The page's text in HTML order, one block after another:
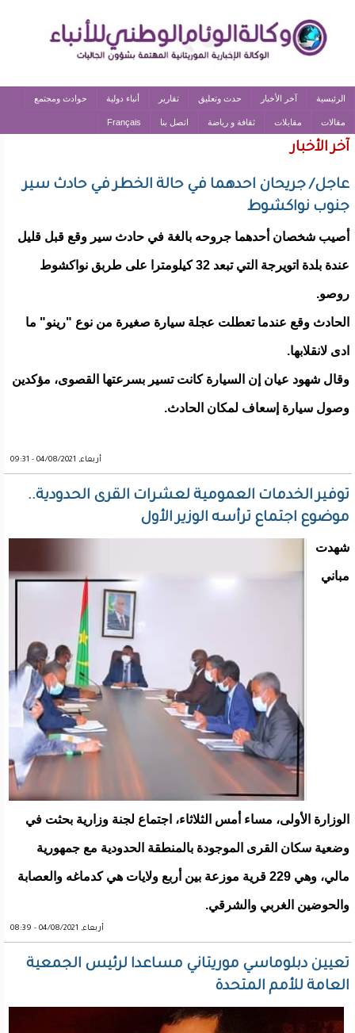
الرئيسية آخر الأخبار حدث وتعليق تقارير أنباء دولية حوادث ومجتمع
مقالات مقابلات ثقافة و رياضة اتصل بنا Français
آخر الأخبار
عاجل/ جريحان احدهما في حالة الخطر في حادث سير
جنوب نواكشوط
أصيب شخصان أحدهما جروحه بالغة في حادث سير وقع قبل قليل
عندة بلدة اتويرجة التي تبعد 32 كيلومترا على طربق نواكشوط
روصو.
الحادث وقع عندما تعطلت عجلة سيارة صغيرة من نوع "رينو" ما
ادى لانقلابها.
وقال شهود عيان إن السيارة كانت تسير بسرعتها القصوى، مؤكدين
وصول سيارة إسعاف لمكان الحادث.
أربعاء, 04/08/2021 - 09:31
توفير الخدمات العمومية لعشرات القرى الحدودية..
موضوع اجتماع ترأسه الوزير الأول
شهدت
مباني
الوزارة الأولى، مساء أمس الثلاثاء، اجتماع لجنة وزارية بحثت في
وضعية سكان القرى الموجودة بالمنطقة الحدودية مع جمهورية
مالي، وهي 229 قرية موزعة بين أربع ولايات هي كدماغه والعصابة
والحوضين الغربي والشرقي.
أربعاء, 04/08/2021 - 08:39
تعيين دبلوماسي موريتاني مساعدا لرئيس الجمعية
العامة للأمم المتحدة